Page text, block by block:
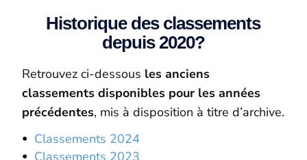
Historique des classements
depuis 2020?
Retrouvez ci-dessous les anciens
classements disponibles pour les années
précédentes, mis à disposition à titre d’archive.
Classements 2024
Classements 2023